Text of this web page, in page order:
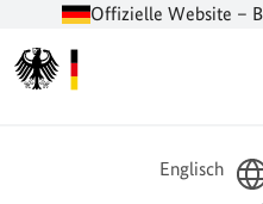
Offizielle Website –
Englisch